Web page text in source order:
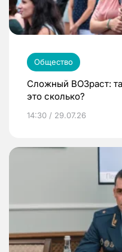
Общество
Сложный ВОЗраст:
это сколько?
14:30 / 29.07.26